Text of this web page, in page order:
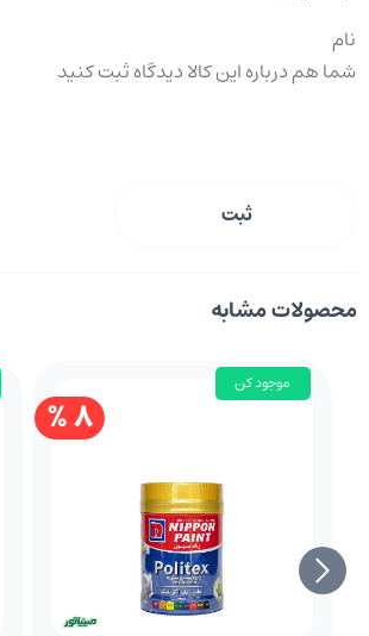
ثبت
محصولات مشابه
8 %
موجود کن